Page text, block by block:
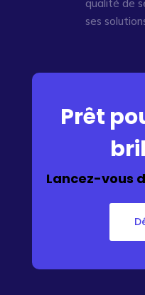
qualité de
ses
Prêt
Lancez-vous